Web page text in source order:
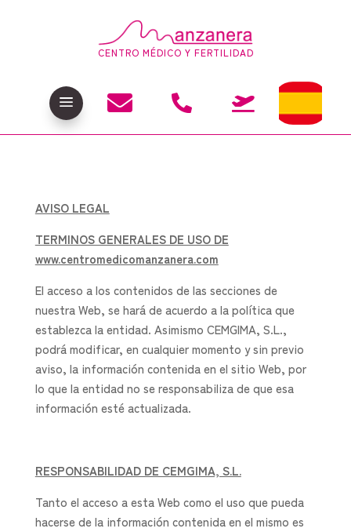
CENTRO MÉDICO Y FERTILIDAD
a   
AVISO LEGAL
TERMINOS GENERALES DE USO DE
www.centromedicomanzanera.com
El acceso a los contenidos de las secciones de
nuestra Web, se hará de acuerdo a la política que
establezca la entidad. Asimismo CEMGIMA, S.L.,
podrá modificar, en cualquier momento y sin previo
aviso, la información contenida en el sitio Web, por
lo que la entidad no se responsabiliza de que esa
información esté actualizada.
RESPONSABILIDAD DE CEMGIMA, S.L.
Tanto el acceso a esta Web como el uso que pueda
hacerse de la información contenida en el mismo es